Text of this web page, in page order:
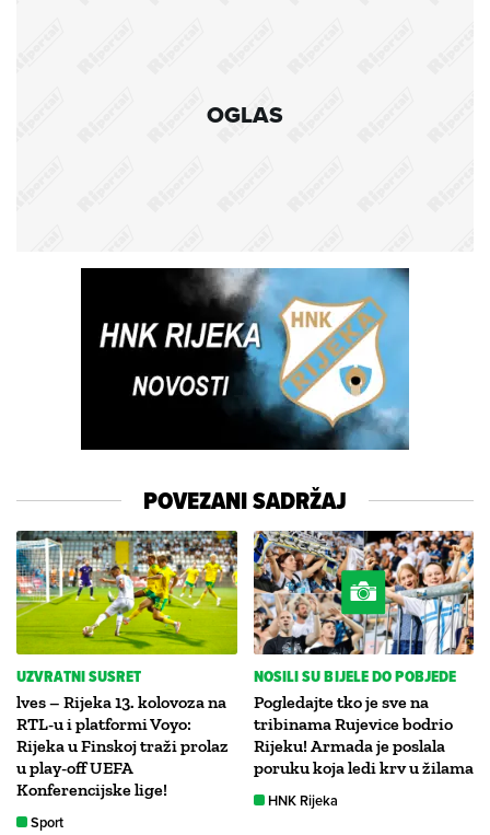
OGLAS
POVEZANI SADRŽAJ
UZVRATNI SUSRET
lves – Rijeka 13. kolovoza na
RTL-u i platformi Voyo:
Rijeka u Finskoj traži prolaz
u play-off UEFA
Konferencijske lige!
Sport
NOSILI SU BIJELE DO POBJEDE
Pogledajte tko je sve na
tribinama Rujevice bodrio
Rijeku! Armada je poslala
poruku koja ledi krv u žilama
HNK Rijeka